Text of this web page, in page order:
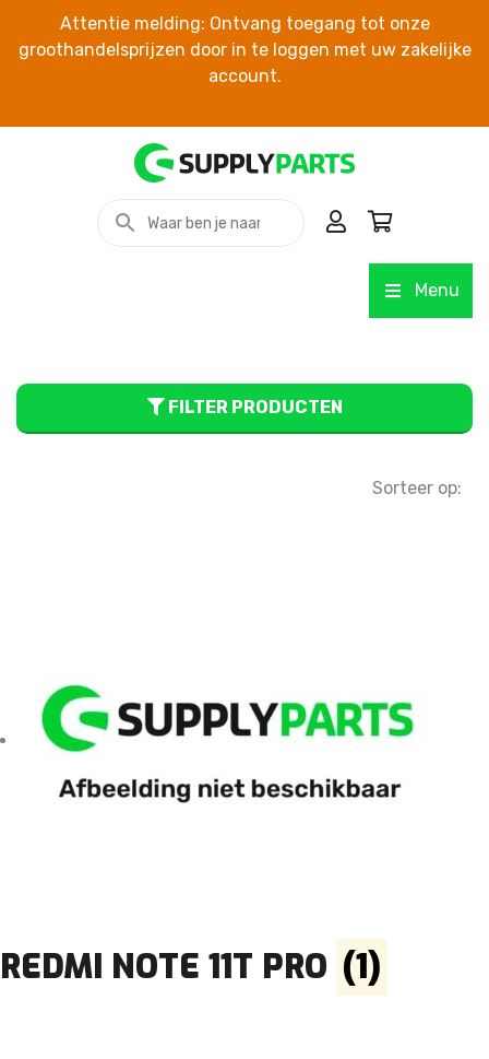
Attentie melding: Ontvang toegang tot onze
groothandelsprijzen door in te loggen met uw zakelijke
account.
Menu
FILTER PRODUCTEN
Sorteer op:
REDMI NOTE 11T PRO (1)